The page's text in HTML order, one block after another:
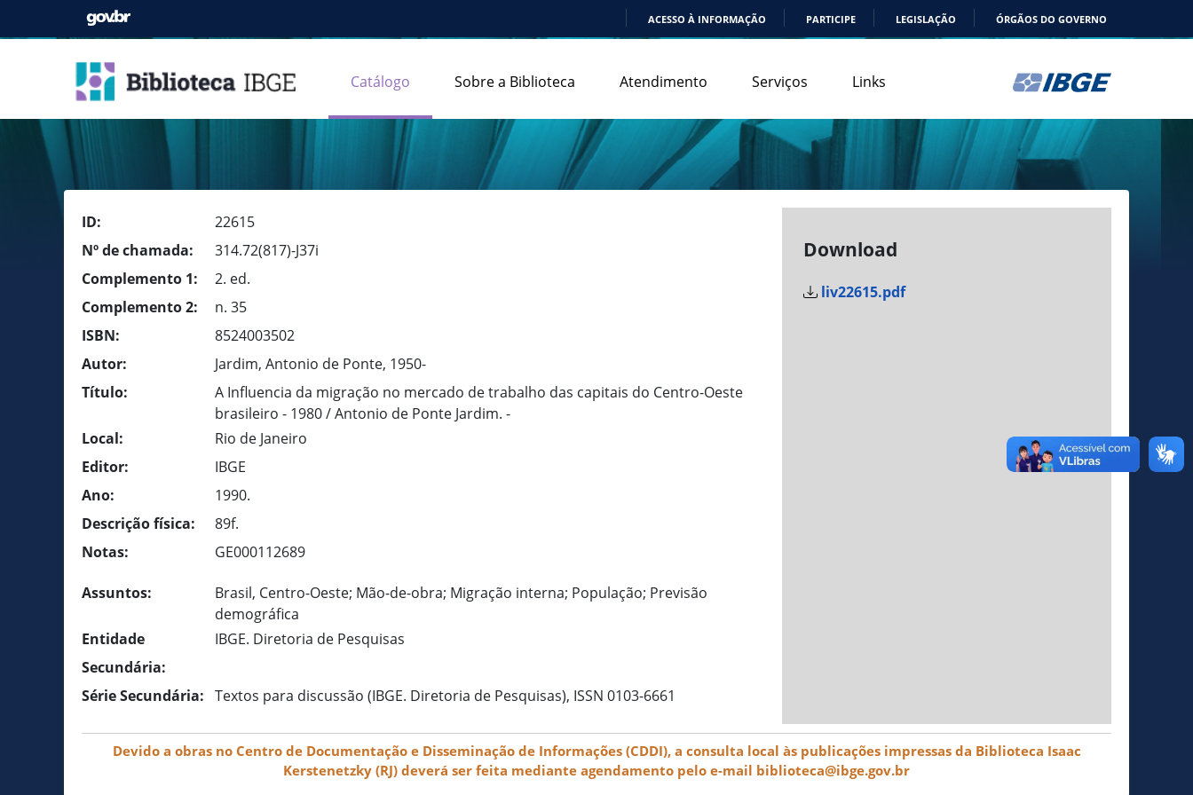
ACESSO À INFORMAÇÃO PARTICIPE LEGISLAÇÃO ÓRGÃOS DO GOVERNO
Catálogo Sobre a Biblioteca Atendimento Serviços Links
ID:
22615
Nº de chamada:
314.72(817)-J37i
Complemento 1:
2. ed.
Complemento 2:
n. 35
ISBN:
8524003502
Autor:
Jardim, Antonio de Ponte, 1950-
Título:
A Influencia da migração no mercado de trabalho das capitais do Centro-Oeste
brasileiro - 1980 / Antonio de Ponte Jardim. -
Local:
Rio de Janeiro
Editor:
IBGE
Ano:
1990.
Descrição física:
89f.
Notas:
GE000112689
Assuntos:
Brasil, Centro-Oeste; Mão-de-obra; Migração interna; População; Previsão
demográfica
Entidade
Secundária:
IBGE. Diretoria de Pesquisas
Série Secundária: Textos para discussão (IBGE. Diretoria de Pesquisas), ISSN 0103-6661
Download
liv22615.pdf
Devido a obras no Centro de Documentação e Disseminação de Informações (CDDI), a consulta local às publicações impressas da Biblioteca Isaac
Kerstenetzky (RJ) deverá ser feita mediante agendamento pelo e-mail biblioteca@ibge.gov.br